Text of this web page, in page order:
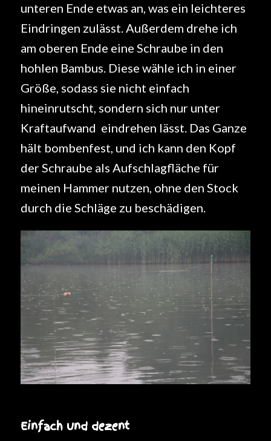
unteren Ende etwas an, was ein leichteres
Eindringen zulässt. Außerdem drehe ich
am oberen Ende eine Schraube in den
hohlen Bambus. Diese wähle ich in einer
Größe, sodass sie nicht einfach
hineinrutscht, sondern sich nur unter
Kraftaufwand eindrehen lässt. Das Ganze
hält bombenfest, und ich kann den Kopf
der Schraube als Aufschlagfläche für
meinen Hammer nutzen, ohne den Stock
durch die Schläge zu beschädigen.
Einfach und dezent